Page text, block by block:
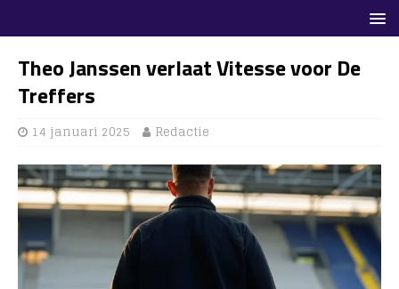
Theo Janssen verlaat Vitesse voor De
Treffers
14 januari 2025 Redactie